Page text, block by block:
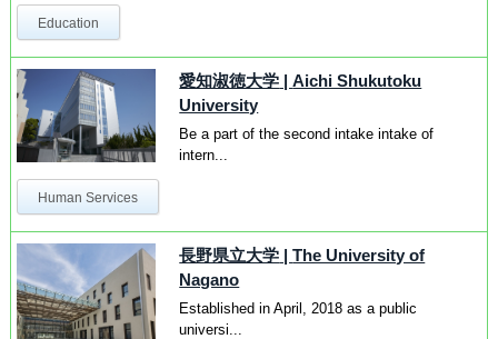
Education
愛知淑徳大学 |Aichi Shukutoku
University
Be a part of the second intake intake of
intern...
Human Services
長野県立大学 |The University of
Nagano
Established in April, 2018 as a public
universi...